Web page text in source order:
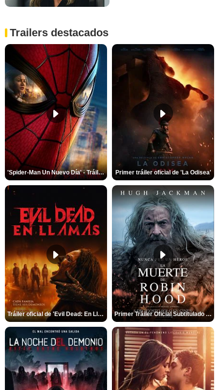
Trailers destacados
'Spider-Man Un Nuevo Día' - Tráiler oficial subtitulado Primer tráiler oficial de 'La Odisea'
Tráiler oficial de 'Evil Dead: En Llamas' Primer Tráiler Oficial Subtitulado de 'La Muerte de Robin Hood'